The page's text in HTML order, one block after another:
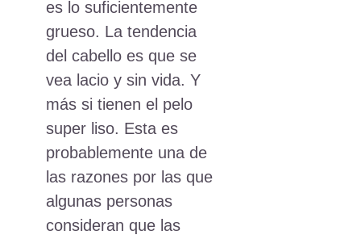
es lo suficientemente
grueso. La tendencia
del cabello es que se
vea lacio y sin vida. Y
más si tienen el pelo
super liso. Esta es
probablemente una de
las razones por las que
algunas personas
consideran que las